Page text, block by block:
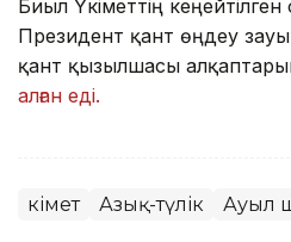
Биыл Үкіметтің
Президент қант өңдеу
қант қызылшасы
алған еді.
Үкімет Азық-түлік Ауыл